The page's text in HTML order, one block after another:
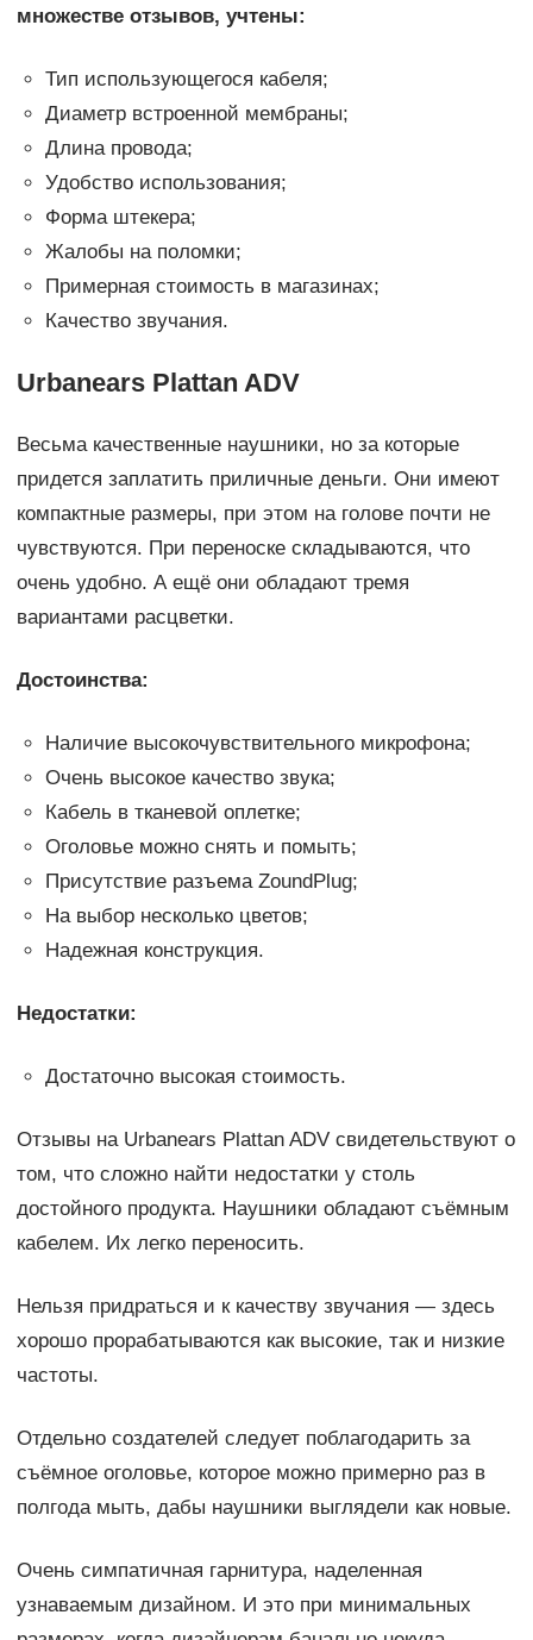
множестве отзывов, учтены:
Тип использующегося кабеля;
Диаметр встроенной мембраны;
Длина провода;
Удобство использования;
Форма штекера;
Жалобы на поломки;
Примерная стоимость в магазинах;
Качество звучания.
Urbanears Plattan ADV
Весьма качественные наушники, но за которые
придется заплатить приличные деньги. Они имеют
компактные размеры, при этом на голове почти не
чувствуются. При переноске складываются, что
очень удобно. А ещё они обладают тремя
вариантами расцветки.
Достоинства:
Наличие высокочувствительного микрофона;
Очень высокое качество звука;
Кабель в тканевой оплетке;
Оголовье можно снять и помыть;
Присутствие разъема ZoundPlug;
На выбор несколько цветов;
Надежная конструкция.
Недостатки:
Достаточно высокая стоимость.
Отзывы на Urbanears Plattan ADV свидетельствуют о
том, что сложно найти недостатки у столь
достойного продукта. Наушники обладают съёмным
кабелем. Их легко переносить.
Нельзя придраться и к качеству звучания — здесь
хорошо прорабатываются как высокие, так и низкие
частоты.
Отдельно создателей следует поблагодарить за
съёмное оголовье, которое можно примерно раз в
полгода мыть, дабы наушники выглядели как новые.
Очень симпатичная гарнитура, наделенная
узнаваемым дизайном. И это при минимальных